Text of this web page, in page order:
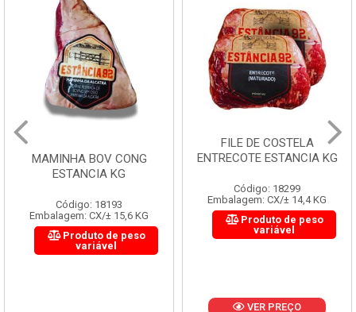
MAMINHA BOV CONG
ESTANCIA KG
Código: 18193
Embalagem: CX/± 15,6 KG
Produto de peso
variável
FILE DE COSTELA
ENTRECOTE ESTANCIA KG
Código: 18299
Embalagem: CX/± 14,4 KG
Produto de peso
variável
VER PREÇO